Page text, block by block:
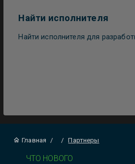
Найти исполнителя
Найти исполнителя для
Главная / / Партнеры
ЧТО НОВОГО